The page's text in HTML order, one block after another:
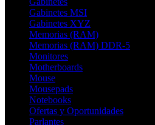
Gabinetes MSI
Gabinetes XYZ
Memorias (RAM)
Memorias (RAM) DDR-5
Monitores
Motherboards
Mouse
Mousepads
Notebooks
Ofertas y Oportunidades
Parlantes